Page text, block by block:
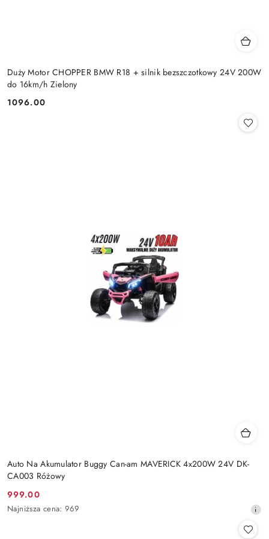
Duży Motor CHOPPER BMW R18 + silnik bezszczotkowy 24V 200W
do 16km/h Zielony
Cena:
1096.00
Auto Na Akumulator Buggy Can-am MAVERICK 4x200W 24V DK-
CA003 Różowy
Cena
promocyjna:
999.00
Najniższa
Najniższa cena: 969